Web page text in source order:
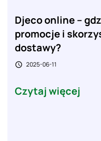
Djeco online –
promocje i
dostawy?
 2025-06-11
Czytaj więcej